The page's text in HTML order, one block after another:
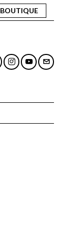
BOUTIQUE